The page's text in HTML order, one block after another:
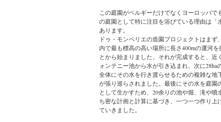
この庭園がベルギーだけでなくヨーロッパで
の庭園として特に注目を浴びている理由は「
あります。
ドゥ・モンペリエの造園プロジェクトはまず
内で最も標高の高い場所に長さ400mの運河を
とから始まりました。それが完成すると、近
ォンテニー池から水が引き込まれ、次に28ha
全体にその水を行き渡らせるための複雑な地
が張り巡らされました。最後にその水を庭園
として生かすため、20余りの池や堀、滝や噴
ち密な計画と計算に基づき、一つ一つ作り上
ていきました。